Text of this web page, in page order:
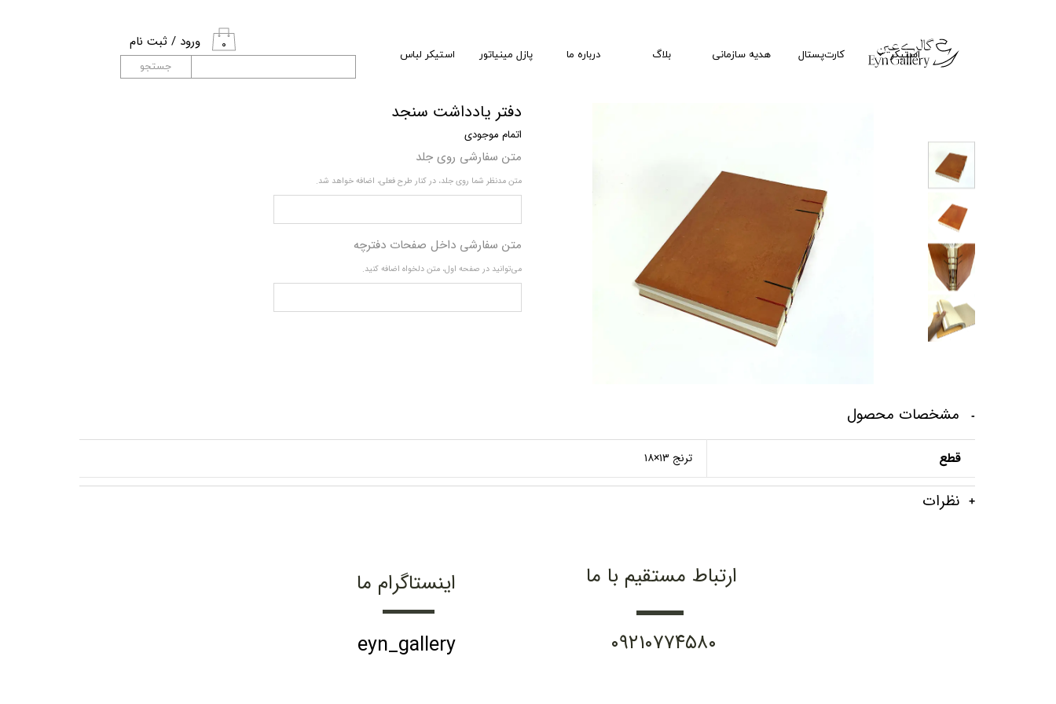
۰ ورود / ثبت نام
حساب کاربری من
استیکر کارت‌پستال هدیه سازمانی بلاگ درباره ما پازل مینیاتور
استیکر لباس
جستجو
دفتر یادداشت سنجد
اتمام موجودی
متن سفارشی روی جلد
متن مدنظر شما روی جلد، در کنار طرح فعلی، اضافه خواهد شد.
متن سفارشی داخل صفحات دفترچه
می‌توانید در صفحه اول، متن دلخواه اضافه کنید.
مشخصات محصول
قطع ترنج ۱۳×۱۸
نظرات
ارتباط مستقیم با ما
۰۹۲۱۰۷۷۴۵۸۰
اینستاگرام ما
eyn_gallery